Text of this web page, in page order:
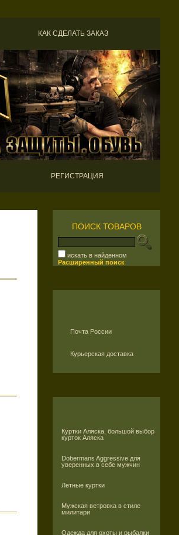
КАК СДЕЛАТЬ ЗАКАЗ
РЕГИСТРАЦИЯ
ПОИСК ТОВАРОВ
искать в найденном
Расширенный поиск
Почта России
Курьерская доставка
Куртки Аляска, большой выбор
курток Аляска
Dobermans Aggressive для
уверенных в себе мужчин
Летные куртки
Мужская ветровка в стиле
милитари
Одежда для охоты и рыбалки